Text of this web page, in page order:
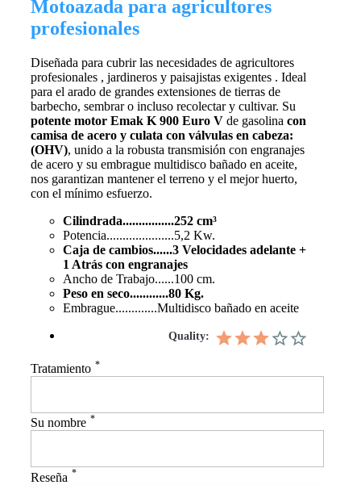
Motoazada para agricultores
profesionales
Diseñada para cubrir las necesidades de agricultores
profesionales , jardineros y paisajistas exigentes . Ideal
para el arado de grandes extensiones de tierras de
barbecho, sembrar o incluso recolectar y cultivar. Su
potente motor Emak K 900 Euro V de gasolina con
camisa de acero y culata con válvulas en cabeza:
(OHV), unido a la robusta transmisión con engranajes
de acero y su embrague multidisco bañado en aceite,
nos garantizan mantener el terreno y el mejor huerto,
con el mínimo esfuerzo.
Cilindrada................252 cm³
Potencia.....................5,2 Kw.
Caja de cambios......3 Velocidades adelante +
1 Atrás con engranajes
Ancho de Trabajo......100 cm.
Peso en seco............80 Kg.
Embrague.............Multidisco bañado en aceite
Quality:
Tratamiento *
Su nombre *
Reseña *